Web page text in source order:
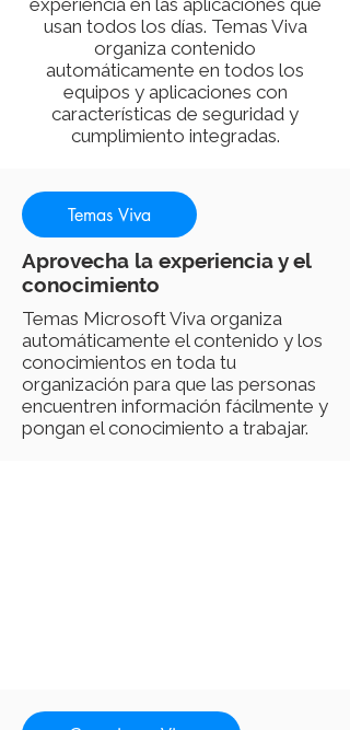
experiencia en las aplicaciones que
usan todos los días. Temas Viva
organiza contenido
automáticamente en todos los
equipos y aplicaciones con
características de seguridad y
cumplimiento integradas.
Temas Viva
Aprovecha la experiencia y el
conocimiento
Temas Microsoft Viva organiza
automáticamente el contenido y los
conocimientos en toda tu
organización para que las personas
encuentren información fácilmente y
pongan el conocimiento a trabajar.